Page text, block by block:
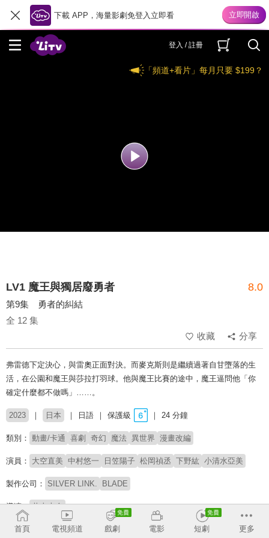
下載 APP，海量影劇免登入立即看
登入 / 註冊
「頻道+看片」每月只要 $199？
LV1 魔王與獨居廢勇者 8.0
第9集 勇者的糾結
全 12 集
收藏
分享
弗雷德下定決心，與雷奧正面對決。而麥克斯則是繼續過著自甘墮落的生
活，在公園和魔王與莎拉打羽球。他與魔王比賽的途中，魔王逼問他「你
確定什麼都不做嗎」……。
2023 日本 日語 保護級 24 分鐘
類別： 動畫/卡通 喜劇 奇幻 魔法 異世界 漫畫改編
演員： 大空直美 中村悠一 日笠陽子 松岡禎丞 下野紘 小清水亞美
製作公司： SILVER LINK. BLADE
導演： 井上圭介
配音： 大空直美 中村悠一 日笠陽子 松岡禎丞 下野紘 小清水亞美
首頁 電視頻道 戲劇 電影 短劇 更多